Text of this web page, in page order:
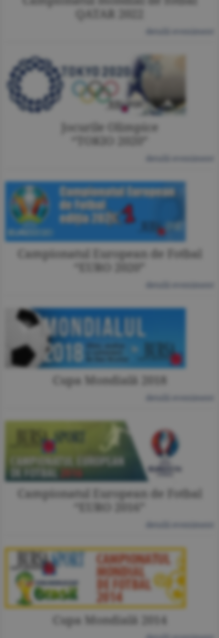
QATAR 2022
Jocurile Olimpice
“TOKIO 2020”
Campionatul European de Fotbal
“EURO 2020”
Cupa Mondială 2018
Campionatul European de Fotbal
“EURO 2016”
Cupa Mondială 2014